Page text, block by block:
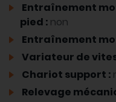
Entraînement
pied : non
Entraînement
Variateur de
Chariot support :
Relevage